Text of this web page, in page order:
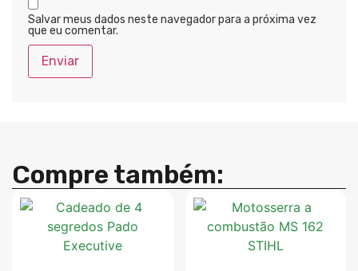
Salvar meus dados neste navegador para a próxima vez
que eu comentar.
Compre também: